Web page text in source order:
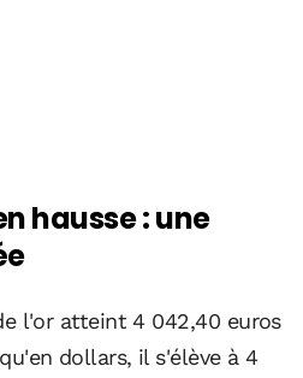
hausse : une
l'or atteint 4 042,40 euros
dollars, il s'élève à 4